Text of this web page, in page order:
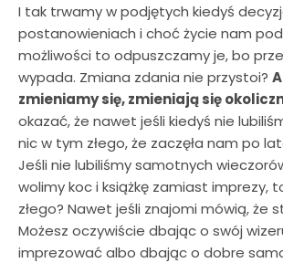
I tak trwamy w podjętych kiedyś
postanowieniach i choć życie nam
możliwości to odpuszczamy je, bo
wypada. Zmiana zdania nie przystoi?
zmieniamy się, zmieniają się
okazać, że nawet jeśli kiedyś nie
nic w tym złego, że zaczęła nam po
Jeśli nie lubiliśmy samotnych
wolimy koc i książkę zamiast imprezy,
złego? Nawet jeśli znajomi mówią, że
Możesz oczywiście dbając o swój
imprezować albo dbając o dobre